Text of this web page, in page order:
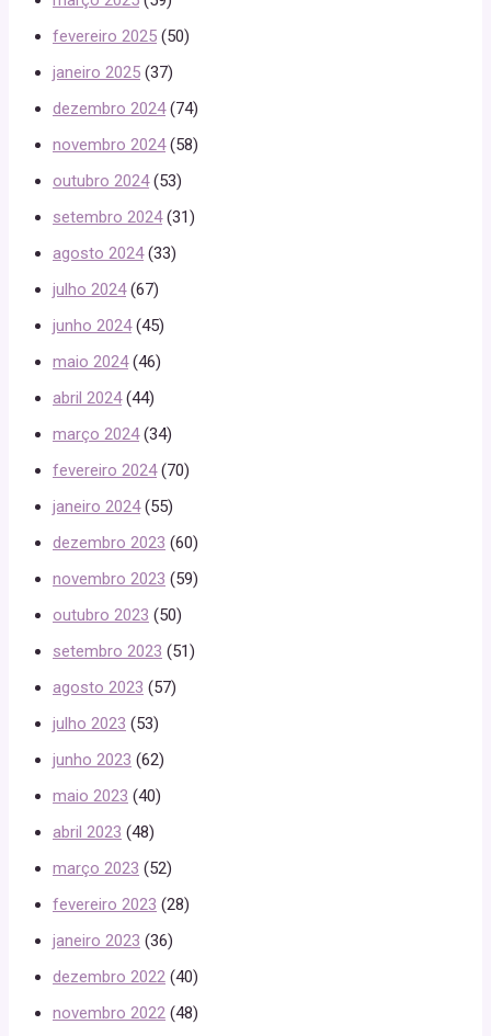
fevereiro 2025 (50)
janeiro 2025 (37)
dezembro 2024(74)
novembro 2024(58)
outubro 2024(53)
setembro 2024(31)
agosto 2024(33)
julho 2024(67)
junho 2024(45)
maio 2024(46)
abril 2024(44)
março 2024(34)
fevereiro 2024(70)
janeiro 2024(55)
dezembro 2023 (60)
novembro 2023 (59)
outubro 2023 (50)
setembro 2023 (51)
agosto 2023 (57)
julho 2023 (53)
junho 2023 (62)
maio 2023 (40)
abril 2023 (48)
março 2023 (52)
fevereiro 2023 (28)
janeiro 2023 (36)
dezembro 2022 (40)
novembro 2022 (48)